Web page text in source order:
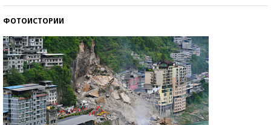
ФОТОИСТОРИИ